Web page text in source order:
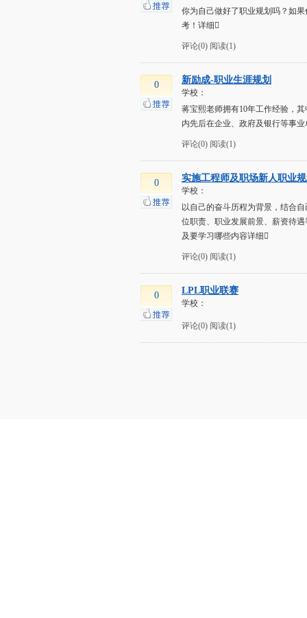
你为自己做好了职业规划吗？如
考！详细
评论(0) 阅读(1)
0 新励成-职业生涯规划
学校：
蒋宝熙老师拥有10年工作经验，
内先后在企业、政府及银行等事
评论(0) 阅读(1)
0 实施工程师及职场新人职业
学校：
以自己的奋斗历程为背景，结合
位职责、职业发展前景、薪资待
及要学习哪些内容详细
评论(0) 阅读(1)
0 LPL职业联赛
学校：
评论(0) 阅读(1)